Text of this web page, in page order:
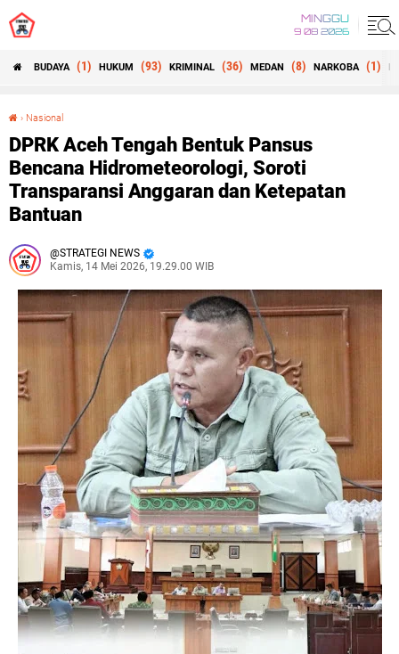
MINGGU
9 08 2026
BUDAYA (1) HUKUM (93) KRIMINAL (36) MEDAN (8) NARKOBA (1)
› Nasional
DPRK Aceh Tengah Bentuk Pansus
Bencana Hidrometeorologi, Soroti
Transparansi Anggaran dan Ketepatan
Bantuan
STRATEGI NEWS
Kamis, 14 Mei 2026, 19.29.00 WIB